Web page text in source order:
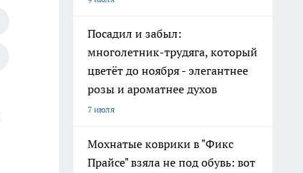
Посадил и забыл:
многолетник-трудяга, который
цветёт до ноября - элегантнее
розы и ароматнее духов
7 июля
Мохнатые коврики в "Фикс
Прайсе" взяла не под обувь: вот